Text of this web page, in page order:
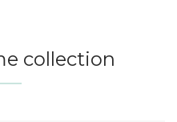
collection